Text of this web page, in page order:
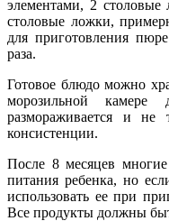
элементами, 2 столовые
столовые ложки,
для приготовления
раза.
Готовое блюдо можно
морозильной
размораживается и не
консистенции.
После 8 месяцев
питания ребенка, но
использовать ее при
Все продукты должны